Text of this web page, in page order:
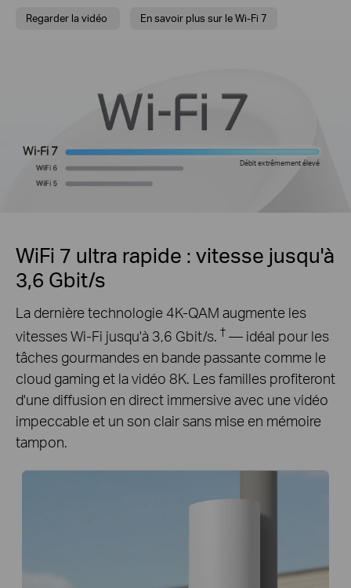
Regarder la vidéo En savoir plus sur le Wi-Fi 7
Débit extrêmement élevé
WiFi 7 ultra rapide : vitesse jusqu'à
3,6 Gbit/s
La dernière technologie 4K-QAM augmente les
vitesses Wi-Fi jusqu'à 3,6 Gbit/s. † — idéal pour les
tâches gourmandes en bande passante comme le
cloud gaming et la vidéo 8K. Les familles profiteront
d'une diffusion en direct immersive avec une vidéo
impeccable et un son clair sans mise en mémoire
tampon.